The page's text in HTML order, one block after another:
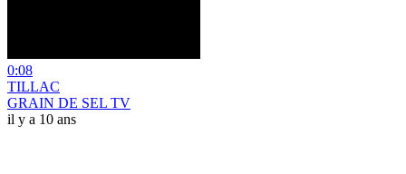
0:08
TILLAC
GRAIN DE SEL TV
il y a 10 ans